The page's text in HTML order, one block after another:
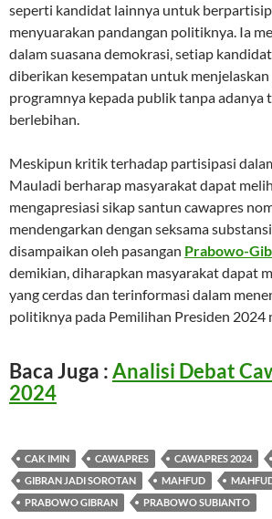
seperti kandidat lainnya untuk
menyuarakan pandangan politiknya. Ia
dalam suasana demokrasi, setiap
diberikan kesempatan untuk
programnya kepada publik tanpa adanya
berlebihan.
Meskipun kritik terhadap partisipasi
Mauladi berharap masyarakat dapat
mengapresiasi sikap santun cawapres
mendengarkan dengan seksama
disampaikan oleh pasangan Prabowo-
demikian, diharapkan masyarakat dapat
yang cerdas dan terinformasi dalam
politiknya pada Pemilihan Presiden 2024
Baca Juga :Analisi Debat
2024
CAK IMIN CAWAPRES CAWAPRES 2024
GIBRAN JADI SOROTAN
MAHFUD
PRABOWO GIBRAN
PRABOWO SUBIANTO